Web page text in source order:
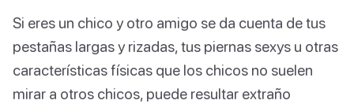
Si eres un chico y otro amigo se da cuenta de tus
pestañas largas y rizadas, tus piernas sexys u otras
características físicas que los chicos no suelen
mirar a otros chicos, puede resultar extraño